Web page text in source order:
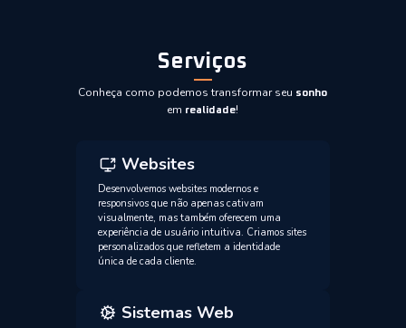
Serviços
Conheça como podemos transformar seu sonho
em realidade!
Websites
Desenvolvemos websites modernos e
responsivos que não apenas cativam
visualmente, mas também oferecem uma
experiência de usuário intuitiva. Criamos sites
personalizados que refletem a identidade
única de cada cliente.
Sistemas Web